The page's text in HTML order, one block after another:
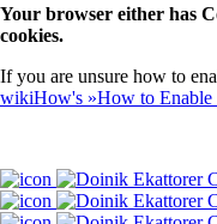
Your browser either has
cookies.
If you are unsure how to
wikiHow's »How to Enable